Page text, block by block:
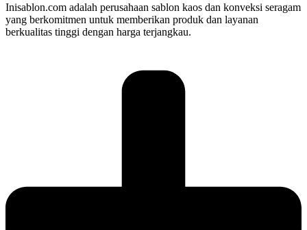
Inisablon.com adalah perusahaan sablon kaos dan konveksi seragam
yang berkomitmen untuk memberikan produk dan layanan
berkualitas tinggi dengan harga terjangkau.